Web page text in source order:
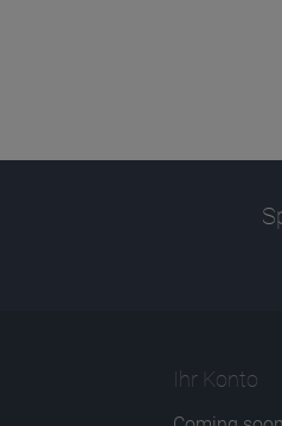
Ihr Konto